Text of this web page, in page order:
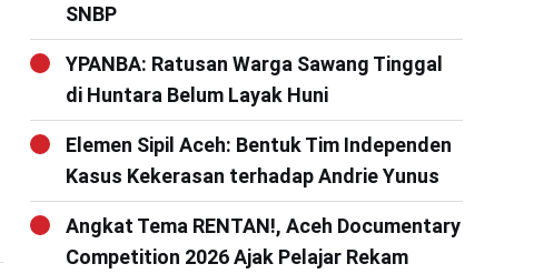
SNBP
YPANBA: Ratusan Warga Sawang Tinggal
di Huntara Belum Layak Huni
Elemen Sipil Aceh: Bentuk Tim Independen
Kasus Kekerasan terhadap Andrie Yunus
Angkat Tema RENTAN!, Aceh Documentary
Competition 2026 Ajak Pelajar Rekam